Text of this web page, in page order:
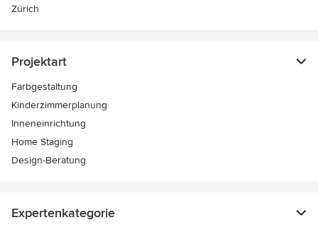
Zürich
Projektart
Farbgestaltung
Kinderzimmerplanung
Inneneinrichtung
Home Staging
Design-Beratung
Expertenkategorie